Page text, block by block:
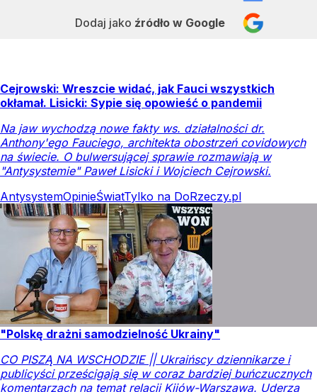
Dodaj jako źródło w Google
Cejrowski: Wreszcie widać, jak Fauci wszystkich
okłamał. Lisicki: Sypie się opowieść o pandemii
Na jaw wychodzą nowe fakty ws. działalności dr.
Anthony'ego Fauciego, architekta obostrzeń covidowych
na świecie. O bulwersującej sprawie rozmawiają w
"Antysystemie" Paweł Lisicki i Wojciech Cejrowski.
AntysystemOpinieŚwiatTylko na DoRzeczy.pl
"Polskę drażni samodzielność Ukrainy"
CO PISZĄ NA WSCHODZIE || Ukraińscy dziennikarze i
publicyści prześcigają się w coraz bardziej buńczucznych
komentarzach na temat relacji Kijów-Warszawa. Uderza